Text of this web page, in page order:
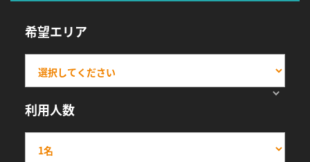
希望エリア
利用人数